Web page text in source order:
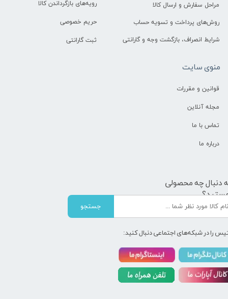
مراحل سفارش و ارسال کالا
روش‌های پرداخت و تسویه حساب
شرایط انصراف، بازگشت وجه و گارانتی
رویه‌های بازگرداندن کالا
حریم خصوصی
ثبت گارانتی
منوی سایت
قوانین و مقررات
مجله آنلاین
تماس با ما
درباره ما
دنبال چه محصولی
جستجو
را در شبکه‌های اجتماعی دنبال کنید: